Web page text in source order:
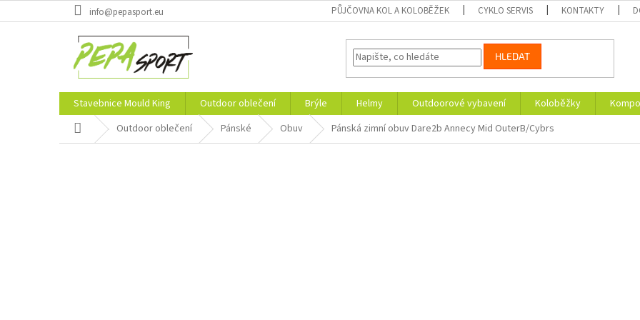
na
info@pepasport.eu PŮJČOVNA KOL A KOLOBĚŽEK CYKLO SERVIS KONTAKTY
HLEDAT
Stavebnice Mould King Outdoor oblečení Brýle Helmy Outdoorové vybavení Koloběžky
Domů Outdoor oblečení Pánské Obuv Pánská zimní obuv Dare2b Annecy Mid OuterB/Cybrs